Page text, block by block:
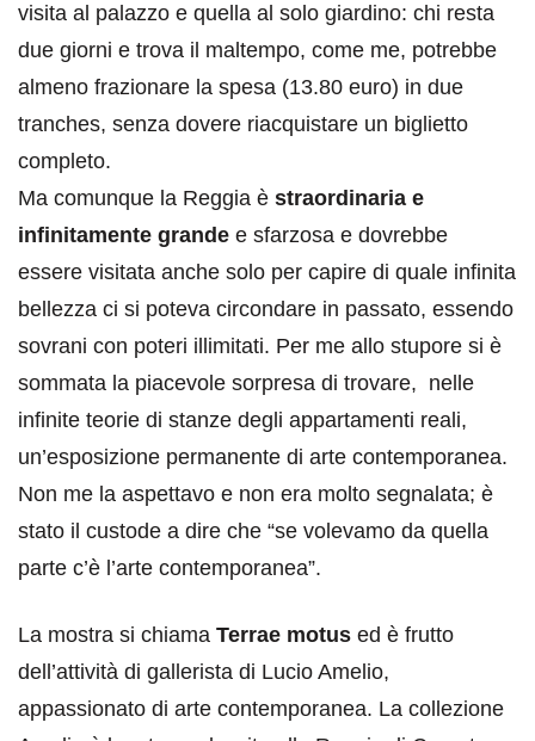
visita al palazzo e quella al solo giardino: chi resta
due giorni e trova il maltempo, come me, potrebbe
almeno frazionare la spesa (13.80 euro) in due
tranches, senza dovere riacquistare un biglietto
completo.
Ma comunque la Reggia è straordinaria e
infinitamente grande e sfarzosa e dovrebbe
essere visitata anche solo per capire di quale infinita
bellezza ci si poteva circondare in passato, essendo
sovrani con poteri illimitati. Per me allo stupore si è
sommata la piacevole sorpresa di trovare, nelle
infinite teorie di stanze degli appartamenti reali,
un’esposizione permanente di arte contemporanea.
Non me la aspettavo e non era molto segnalata; è
stato il custode a dire che “se volevamo da quella
parte c’è l’arte contemporanea”.
La mostra si chiama Terrae motus ed è frutto
dell’attività di gallerista di Lucio Amelio,
appassionato di arte contemporanea. La collezione